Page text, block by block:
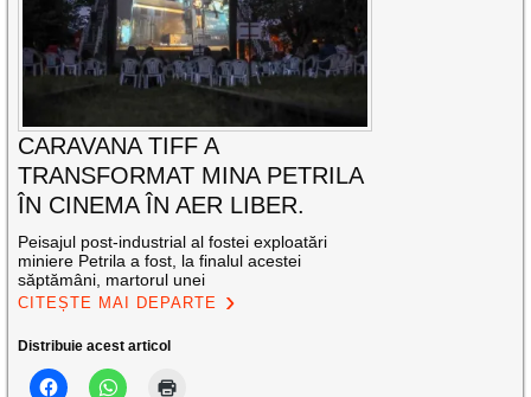
CARAVANA TIFF A
TRANSFORMAT MINA PETRILA
ÎN CINEMA ÎN AER LIBER.
Peisajul post-industrial al fostei exploatări
miniere Petrila a fost, la finalul acestei
săptămâni, martorul unei
CITEȘTE MAI DEPARTE
Distribuie acest articol